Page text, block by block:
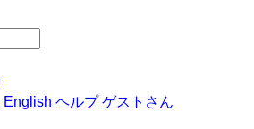
English ヘルプ ゲストさん